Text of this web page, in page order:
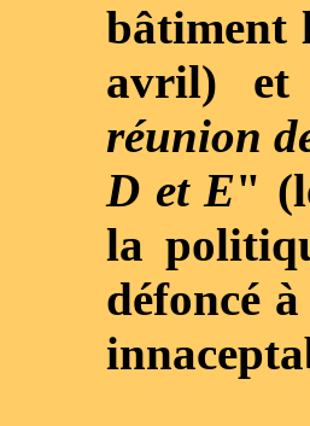
bâtiment
avril)
réunion
D et E"
la
défoncé